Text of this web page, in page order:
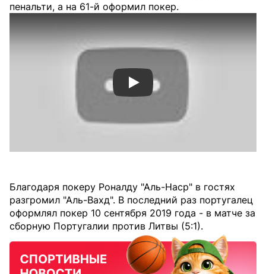
пенальти, а на 61-й оформил покер.
Смотреть видео YouTube
Благодаря покеру Роналду "Аль-Наср" в гостях
разгромил "Аль-Вахд". В последний раз португалец
оформлял покер 10 сентября 2019 года - в матче за
сборную Португалии против Литвы (5:1).